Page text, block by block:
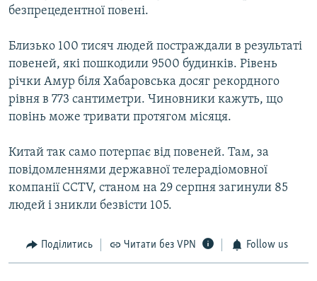
безпрецедентної повені.
Близько 100 тисяч людей постраждали в результаті
повеней, які пошкодили 9500 будинків. Рівень
річки Амур біля Хабаровська досяг рекордного
рівня в 773 сантиметри. Чиновники кажуть, що
повінь може тривати протягом місяця.
Китай так само потерпає від повеней. Там, за
повідомленнями державної телерадіомовної
компанії CCTV, станом на 29 серпня загинули 85
людей і зникли безвісти 105.
Поділитись Читати без VPN Follow us